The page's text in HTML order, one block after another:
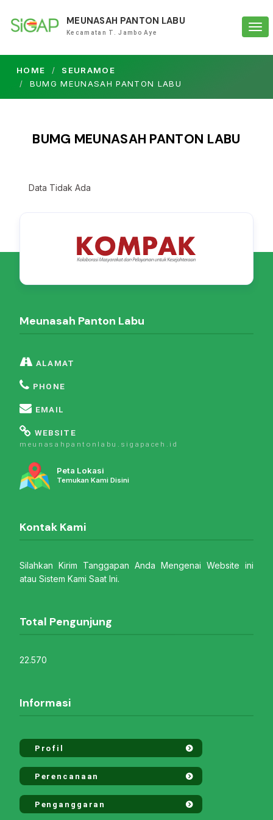
MEUNASAH PANTON LABU
Kecamatan T. Jambo Aye
HOME
SEURAMOE
BUMG MEUNASAH PANTON LABU
BUMG MEUNASAH PANTON LABU
Data Tidak Ada
Meunasah Panton Labu
ALAMAT
PHONE
EMAIL
WEBSITE
meunasahpantonlabu.sigapaceh.id
Peta Lokasi
Temukan Kami Disini
Kontak Kami
Silahkan Kirim Tanggapan Anda Mengenai Website ini
atau Sistem Kami Saat Ini.
Total Pengunjung
22.570
Informasi
Profil
Perencanaan
Penganggaran